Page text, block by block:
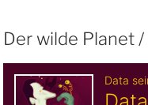
Der wilde Planet